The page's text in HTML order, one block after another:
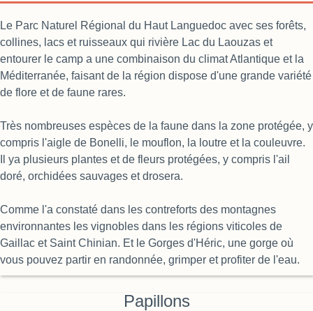
Le Parc Naturel Régional du Haut Languedoc avec ses forêts,
collines, lacs et ruisseaux qui rivière Lac du Laouzas et
entourer le camp a une combinaison du climat Atlantique et la
Méditerranée, faisant de la région dispose d'une grande variété
de flore et de faune rares.
Très nombreuses espèces de la faune dans la zone protégée, y
compris l'aigle de Bonelli, le mouflon, la loutre et la couleuvre.
Il ya plusieurs plantes et de fleurs protégées, y compris l'ail
doré, orchidées sauvages et drosera.
Comme l'a constaté dans les contreforts des montagnes
environnantes les vignobles dans les régions viticoles de
Gaillac et Saint Chinian. Et le Gorges d'Héric, une gorge où
vous pouvez partir en randonnée, grimper et profiter de l'eau.
Papillons